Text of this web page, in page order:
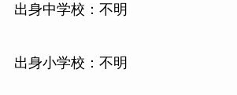
出身中学校：不明
出身小学校：不明